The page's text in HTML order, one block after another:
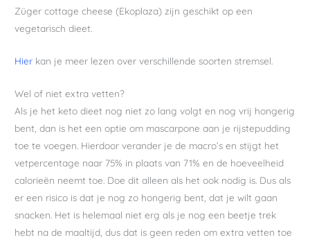
Züger cottage cheese (Ekoplaza) zijn geschikt op een
vegetarisch dieet.
Hier kan je meer lezen over verschillende soorten stremsel.
Wel of niet extra vetten?
Als je het keto dieet nog niet zo lang volgt en nog vrij hongerig
bent, dan is het een optie om mascarpone aan je rijstepudding
toe te voegen. Hierdoor verander je de macro’s en stijgt het
vetpercentage naar 75% in plaats van 71% en de hoeveelheid
calorieën neemt toe. Doe dit alleen als het ook nodig is. Dus als
er een risico is dat je nog zo hongerig bent, dat je wilt gaan
snacken. Het is helemaal niet erg als je nog een beetje trek
hebt na de maaltijd, dus dat is geen reden om extra vetten toe